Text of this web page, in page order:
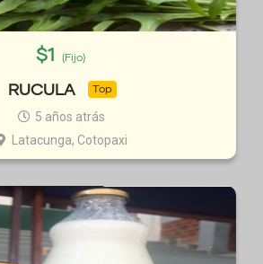
$1 (Fijo)
RUCULA Top
5 años atrás
Latacunga, Cotopaxi